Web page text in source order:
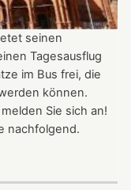
seinen
Tagesausflug
im Bus frei, die
können.
Sie sich an!
nachfolgend.